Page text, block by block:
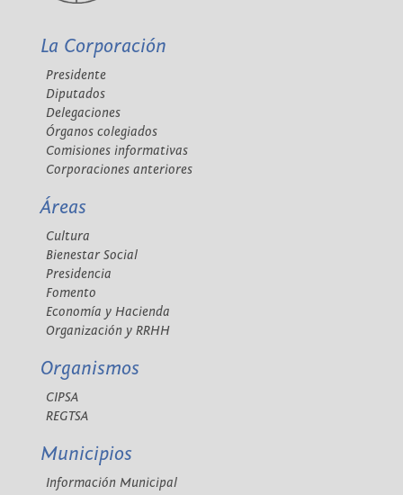
La Corporación
Presidente
Diputados
Delegaciones
Órganos colegiados
Comisiones informativas
Corporaciones anteriores
Áreas
Cultura
Bienestar Social
Presidencia
Fomento
Economía y Hacienda
Organización y RRHH
Organismos
CIPSA
REGTSA
Municipios
Información Municipal